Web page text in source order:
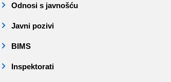
Odnosi s javnošću
Javni pozivi
BIMS
Inspektorati